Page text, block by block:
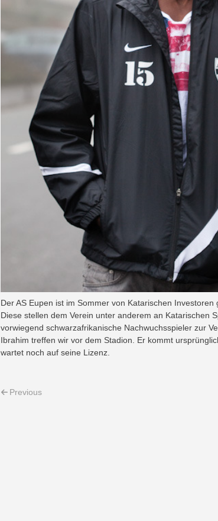
Der AS Eupen ist im Sommer von Katarischen Investoren
Diese stellen dem Verein unter anderem an Katarischen
vorwiegend schwarzafrikanische Nachwuchsspieler zur
Ibrahim treffen wir vor dem Stadion. Er kommt
wartet noch auf seine Lizenz.
Post navigation
Previous